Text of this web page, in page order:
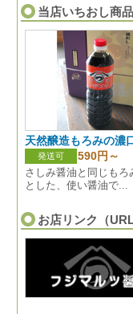
当店いちおし商品
天然醸造もろみの濃
発送可 590円～
さしみ醤油と同じもろ
とした、使い醤油で...
お店リンク（URL